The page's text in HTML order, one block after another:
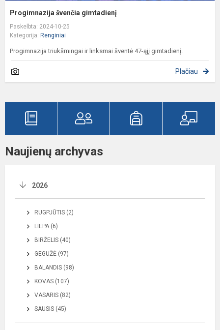
Progimnazija švenčia gimtadienį
Paskelbta: 2024-10-25
Kategorija: Renginiai
Progimnazija triukšmingai ir linksmai šventė 47-ąjį gimtadienį.
Plačiau
Naujienų archyvas
2026
RUGPJŪTIS (2)
LIEPA (6)
BIRŽELIS (40)
GEGUŽĖ (97)
BALANDIS (98)
KOVAS (107)
VASARIS (82)
SAUSIS (45)